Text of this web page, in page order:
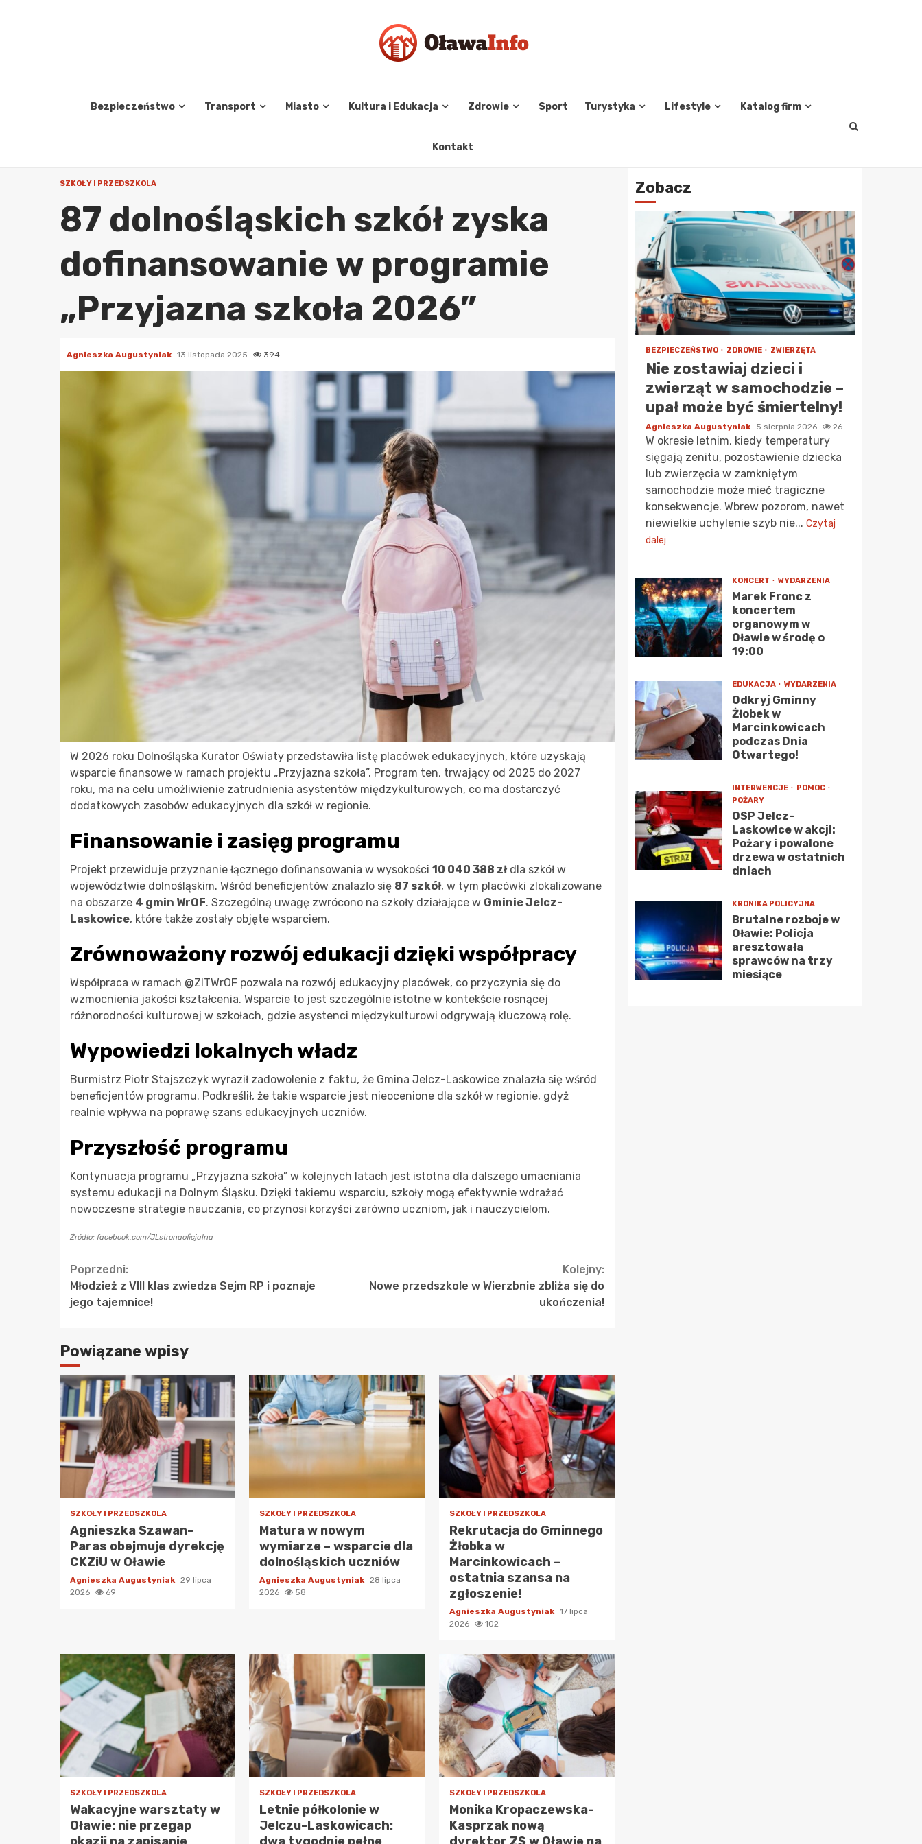
Bezpieczeństwo Transport Miasto Kultura i Edukacja Zdrowie Sport Turystyka Lifestyle Katalog firm
Kontakt
SZKOŁY I PRZEDSZKOLA
87 dolnośląskich szkół zyska
dofinansowanie w programie
„Przyjazna szkoła 2026”
Agnieszka Augustyniak 13 listopada 2025 394
W 2026 roku Dolnośląska Kurator Oświaty przedstawiła listę placówek edukacyjnych, które uzyskają
wsparcie finansowe w ramach projektu „Przyjazna szkoła”. Program ten, trwający od 2025 do 2027
roku, ma na celu umożliwienie zatrudnienia asystentów międzykulturowych, co ma dostarczyć
dodatkowych zasobów edukacyjnych dla szkół w regionie.
Finansowanie i zasięg programu
Projekt przewiduje przyznanie łącznego dofinansowania w wysokości 10 040 388 zł dla szkół w
województwie dolnośląskim. Wśród beneficjentów znalazło się 87 szkół, w tym placówki zlokalizowane
na obszarze 4 gmin WrOF. Szczególną uwagę zwrócono na szkoły działające w Gminie Jelcz-
Laskowice, które także zostały objęte wsparciem.
Zrównoważony rozwój edukacji dzięki współpracy
Współpraca w ramach @ZITWrOF pozwala na rozwój edukacyjny placówek, co przyczynia się do
wzmocnienia jakości kształcenia. Wsparcie to jest szczególnie istotne w kontekście rosnącej
różnorodności kulturowej w szkołach, gdzie asystenci międzykulturowi odgrywają kluczową rolę.
Wypowiedzi lokalnych władz
Burmistrz Piotr Stajszczyk wyraził zadowolenie z faktu, że Gmina Jelcz-Laskowice znalazła się wśród
beneficjentów programu. Podkreślił, że takie wsparcie jest nieocenione dla szkół w regionie, gdyż
realnie wpływa na poprawę szans edukacyjnych uczniów.
Przyszłość programu
Kontynuacja programu „Przyjazna szkoła” w kolejnych latach jest istotna dla dalszego umacniania
systemu edukacji na Dolnym Śląsku. Dzięki takiemu wsparciu, szkoły mogą efektywnie wdrażać
nowoczesne strategie nauczania, co przynosi korzyści zarówno uczniom, jak i nauczycielom.
Źródło: facebook.com/JLstronaoficjalna
Continue
Reading
Poprzedni:
Młodzież z VIII klas zwiedza Sejm RP i poznaje
jego tajemnice!
Kolejny:
Nowe przedszkole w Wierzbnie zbliża się do
ukończenia!
Powiązane wpisy
SZKOŁY I PRZEDSZKOLA
Agnieszka Szawan-
Paras obejmuje dyrekcję
CKZiU w Oławie
Agnieszka Augustyniak 29 lipca
2026
69
SZKOŁY I PRZEDSZKOLA
Matura w nowym
wymiarze – wsparcie dla
dolnośląskich uczniów
Agnieszka Augustyniak 28 lipca
2026
58
SZKOŁY I PRZEDSZKOLA
Rekrutacja do Gminnego
Żłobka w
Marcinkowicach –
ostatnia szansa na
zgłoszenie!
Agnieszka Augustyniak 17 lipca
2026
102
SZKOŁY I PRZEDSZKOLA
Wakacyjne warsztaty w
Oławie: nie przegap
okazji na zapisanie
SZKOŁY I PRZEDSZKOLA
Letnie półkolonie w
Jelczu-Laskowicach:
dwa tygodnie pełne
SZKOŁY I PRZEDSZKOLA
Monika Kropaczewska-
Kasprzak nową
dyrektor ZS w Oławie na
Zobacz
BEZPIECZEŃSTWO ZDROWIE ZWIERZĘTA
Nie zostawiaj dzieci i
zwierząt w samochodzie –
upał może być śmiertelny!
Agnieszka Augustyniak 5 sierpnia 2026 26
W okresie letnim, kiedy temperatury
sięgają zenitu, pozostawienie dziecka
lub zwierzęcia w zamkniętym
samochodzie może mieć tragiczne
konsekwencje. Wbrew pozorom, nawet
niewielkie uchylenie szyb nie... Czytaj
dalej
KONCERT WYDARZENIA
Marek Fronc z
koncertem
organowym w
Oławie w środę o
19:00
EDUKACJA WYDARZENIA
Odkryj Gminny
Żłobek w
Marcinkowicach
podczas Dnia
Otwartego!
INTERWENCJE
POMOC
POŻARY
OSP Jelcz-
Laskowice w akcji:
Pożary i powalone
drzewa w ostatnich
dniach
KRONIKA POLICYJNA
Brutalne rozboje w
Oławie: Policja
aresztowała
sprawców na trzy
miesiące